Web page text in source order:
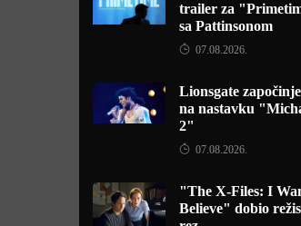
trailer za
sa Pattinsonom
07.08.2026.
Lionsgate
na nastavku
2"
07.08.2026.
"The X-Files: I
Believe" dobio